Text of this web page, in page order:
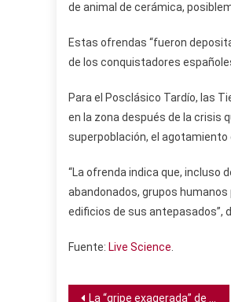
de animal de cerámica,
Estas ofrendas “fueron
de los conquistadores
Para el Posclásico Tardío, las
en la zona después de la crisis
superpoblación, el
“La ofrenda indica que, incluso
abandonados, grupos
edificios de sus antepasados”,
Fuente: Live Science
La “gripe exagerada” de los hombres podría tener una explicación real, según experta